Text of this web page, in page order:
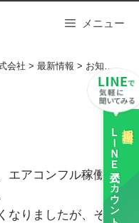
ＬＩＮＥ
公式アカウント
メニュー
会社 > 最新情報 > お知らせ >
アコンフル稼働生活
なりましたが、そんな